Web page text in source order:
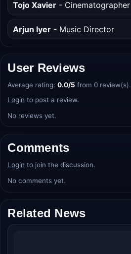
Tojo Xavier- Cinematographer
Arjun Iyer- Music Director
User Reviews
Average rating:0.0/5 from 0 review(s).
Login to post a review.
No reviews yet.
Comments
Login to join the discussion.
No comments yet.
Related News